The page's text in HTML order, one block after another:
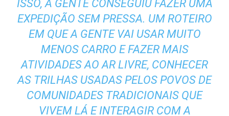
ISSO, A GENTE CONSEGUIU FAZER UMA
EXPEDIÇÃO SEM PRESSA. UM ROTEIRO
EM QUE A GENTE VAI USAR MUITO
MENOS CARRO E FAZER MAIS
ATIVIDADES AO AR LIVRE, CONHECER
AS TRILHAS USADAS PELOS POVOS DE
COMUNIDADES TRADICIONAIS QUE
VIVEM LÁ E INTERAGIR COM A